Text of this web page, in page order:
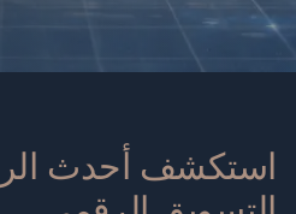
استكشف أحدث